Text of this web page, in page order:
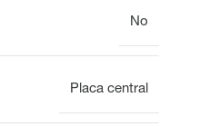
No
Placa central